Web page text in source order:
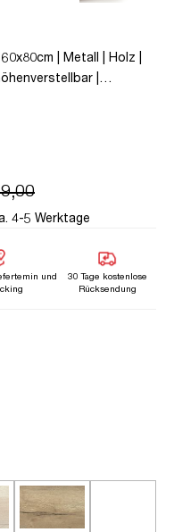
| Metall | Holz |
|
Tabak | TÜV©
Arbeiten | Kollisions-
Familiengerecht |
4-5 Werktage
und
30 Tage kostenlose
Rücksendung